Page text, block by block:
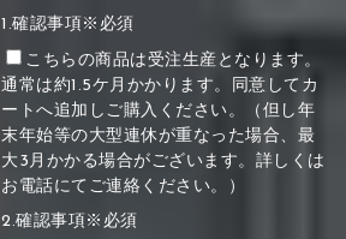
1.確認事項※必須
こちらの商品は受注生産となります。
通常は約1.5ケ月かかります。同意してカ
ートへ追加しご購入ください。（但し年
末年始等の大型連休が重なった場合、最
大3月かかる場合がございます。詳しくは
お電話にてご連絡ください。）
2.確認事項※必須